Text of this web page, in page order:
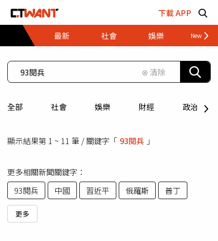
下載 APP
最新
社會 娛樂 財經
⊗ 清除
全部 社會 娛樂 財經 政治
顯示結果第 1 ~ 11 筆 / 關鍵字「 93閱兵 」
更多相關新聞關鍵字：
93閱兵
中國 習近平 俄羅斯 普丁
更多